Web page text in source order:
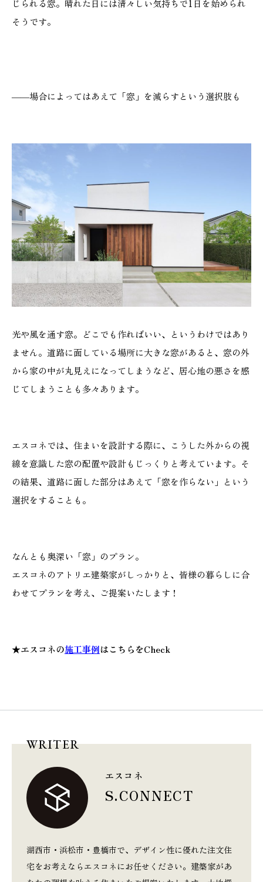
じられる窓。晴れた日には清々しい気持ちで1日を始められ
そうです。
――場合によってはあえて「窓」を減らすという選択肢も
光や風を通す窓。どこでも作ればいい、というわけではあり
ません。道路に面している場所に大きな窓があると、窓の外
から家の中が丸見えになってしまうなど、居心地の悪さを感
じてしまうことも多々あります。
エスコネでは、住まいを設計する際に、こうした外からの視
線を意識した窓の配置や設計もじっくりと考えています。そ
の結果、道路に面した部分はあえて「窓を作らない」という
選択をすることも。
なんとも奥深い「窓」のプラン。
エスコネのアトリエ建築家がしっかりと、皆様の暮らしに合
わせてプランを考え、ご提案いたします！
★エスコネの施工事例はこちらをCheck
WRITER
エスコネ
S.CONNECT
湖西市・浜松市・豊橋市で、デザイン性に優れた注文住
宅をお考えならエスコネにお任せください。建築家があ